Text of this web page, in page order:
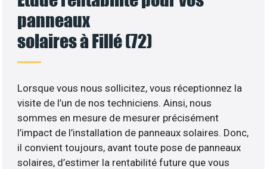
panneaux
solaires à Fillé (72)
Lorsque vous nous sollicitez, vous réceptionnez la
visite de l’un de nos techniciens. Ainsi, nous
sommes en mesure de mesurer précisément
l’impact de l’installation de panneaux solaires. Donc,
il convient toujours, avant toute pose de panneaux
solaires, d’estimer la rentabilité future que vous